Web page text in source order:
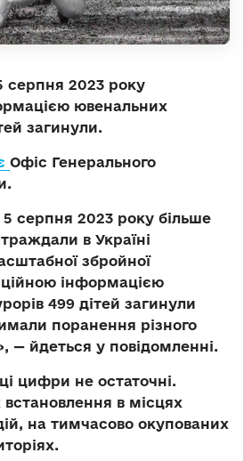
серпня 2023 року
ювенальних
загинули.
Офіс Генерального
серпня 2023 року більше
в Україні
збройної
інформацією
499 дітей загинули
поранення різного
— йдеться у повідомленні.
цифри не остаточні.
встановлення в місцях
на тимчасово окупованих